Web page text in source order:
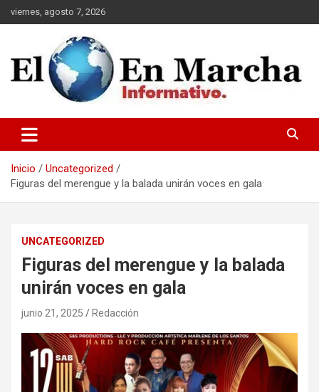
Saltar
al
viernes, agosto 7, 2026
elmundoenmarcha.net
Inicio
Uncategorized
Figuras del merengue y la balada unirán voces en gala
UNCATEGORIZED
Figuras del merengue y la balada
unirán voces en gala
junio 21, 2025 Redacción